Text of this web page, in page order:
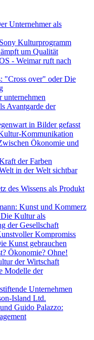
Unternehmer als
Kulturprogramm
um Qualität
- Weimar ruft nach
"Cross over" oder Die
unternehmen
Avantgarde der
in Bilder gefasst
Kommunikation
Ökonomie und
der Farben
in der Welt sichtbar
des Wissens als Produkt
Kunst und Kommerz
Kultur als
der Gesellschaft
Kompromiss
Kunst gebrauchen
Ökonomie? Ohne!
der Wirtschaft
Modelle der
Unternehmen
Island Ltd.
Guido Palazzo: